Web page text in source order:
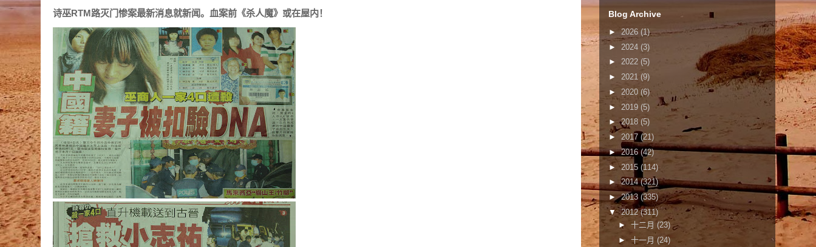
诗巫RTM路灭门惨案最新消息就新闻。血案前《杀人魔》或在屋内！ Blog Archive
►2026 (1)
► 2024 (3)
► 2022 (5)
► 2021 (9)
► 2020 (6)
► 2019 (5)
►2018 (5)
► 2017 (21)
►2016(42)
►2015 (114)
►2014(321)
►2013 (335)
▼2012(311)
► 十二月 (23)
► 十一月 (24)